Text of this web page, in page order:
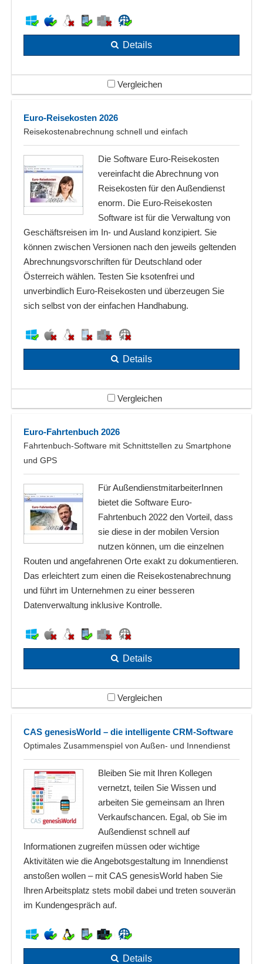
Details
Vergleichen
Euro-Reisekosten 2026
Reisekostenabrechnung schnell und einfach
Die Software Euro-Reisekosten
vereinfacht die Abrechnung von
Reisekosten für den Außendienst
enorm. Die Euro-Reisekosten
Software ist für die Verwaltung von
Geschäftsreisen im In- und Ausland konzipiert. Sie
können zwischen Versionen nach den jeweils geltenden
Abrechnungsvorschriften für Deutschland oder
Österreich wählen. Testen Sie ksotenfrei und
unverbindlich Euro-Reisekosten und überzeugen Sie
sich selbst von der einfachen Handhabung.
Details
Vergleichen
Euro-Fahrtenbuch 2026
Fahrtenbuch-Software mit Schnittstellen zu Smartphone
und GPS
Für AußendienstmitarbeiterInnen
bietet die Software Euro-
Fahrtenbuch 2022 den Vorteil, dass
sie diese in der mobilen Version
nutzen können, um die einzelnen
Routen und angefahrenen Orte exakt zu dokumentieren.
Das erleichtert zum einen die Reisekostenabrechnung
und führt im Unternehmen zu einer besseren
Datenverwaltung inklusive Kontrolle.
Details
Vergleichen
CAS genesisWorld – die intelligente CRM-Software
Optimales Zusammenspiel von Außen- und Innendienst
Bleiben Sie mit Ihren Kollegen
vernetzt, teilen Sie Wissen und
arbeiten Sie gemeinsam an Ihren
Verkaufschancen. Egal, ob Sie im
Außendienst schnell auf
Informationen zugreifen müssen oder wichtige
Aktivitäten wie die Angebotsgestaltung im Innendienst
anstoßen wollen – mit CAS genesisWorld haben Sie
Ihren Arbeitsplatz stets mobil dabei und treten souverän
im Kundengespräch auf.
Details